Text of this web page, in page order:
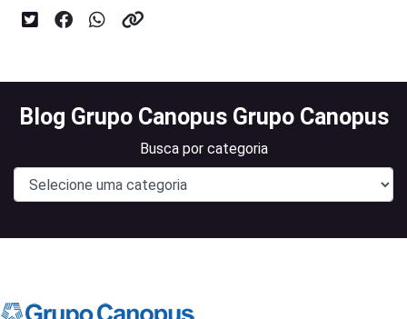
Blog Grupo Canopus Grupo Canopus
Busca por categoria